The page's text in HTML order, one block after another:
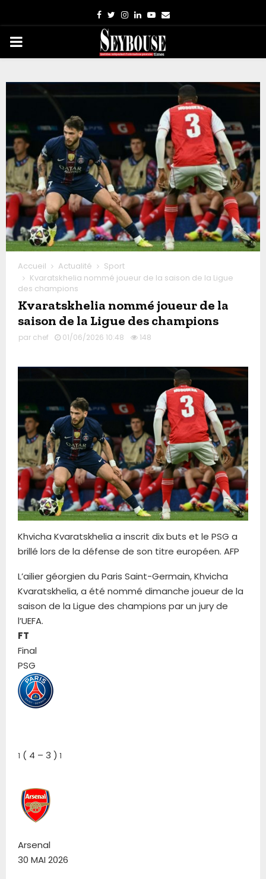
Facebook
TwitterInstagram
LinkedinYoutube
Email
PRIMARY
Accueil Actualité
Sport
Kvaratskhelia nommé joueur de la saison de la Ligue
des champions
Kvaratskhelia nommé joueur de la
saison de la Ligue des champions
par chef 01/06/2026 10:48 148
Khvicha Kvaratskhelia a inscrit dix buts et le PSG a
brillé lors de la défense de son titre européen. AFP
L’ailier géorgien du Paris Saint-Germain, Khvicha
Kvaratskhelia, a été nommé dimanche joueur de la
saison de la Ligue des champions par un jury de
l’UEFA.
FT
Final
PSG
1 ( 4 – 3 ) 1
Arsenal
30 MAI 2026